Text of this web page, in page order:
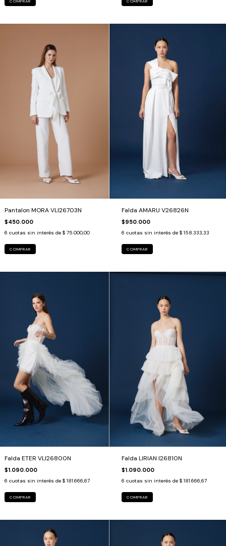
Pantalon MORA VLI26703N
$450.000
6 cuotas sin interés de $ 75.000,00
COMPRAR
Falda AMARU V26826N
$950.000
6 cuotas sin interés de $ 158.333,33
COMPRAR
Falda ETER VLI26800N
$1.090.000
6 cuotas sin interés de $ 181.666,67
COMPRAR
Falda LIRIAN I26810N
$1.090.000
6 cuotas sin interés de $ 181.666,67
COMPRAR